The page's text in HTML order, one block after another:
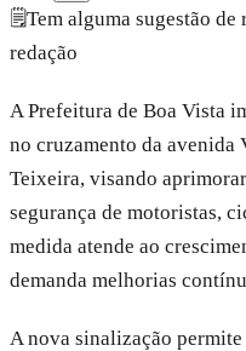
🗒️Tem alguma sugestão
redação
A Prefeitura de Boa Vista
no cruzamento da avenida
Teixeira, visando
segurança de motoristas,
medida atende ao
demanda melhorias
A nova sinalização